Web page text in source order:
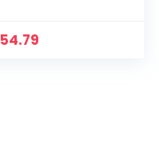
54.79